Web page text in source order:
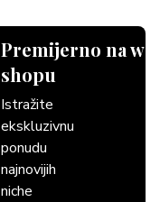
Premijerno na
shopu
Istražite
ekskluzivnu
ponudu
najnovijih
niche